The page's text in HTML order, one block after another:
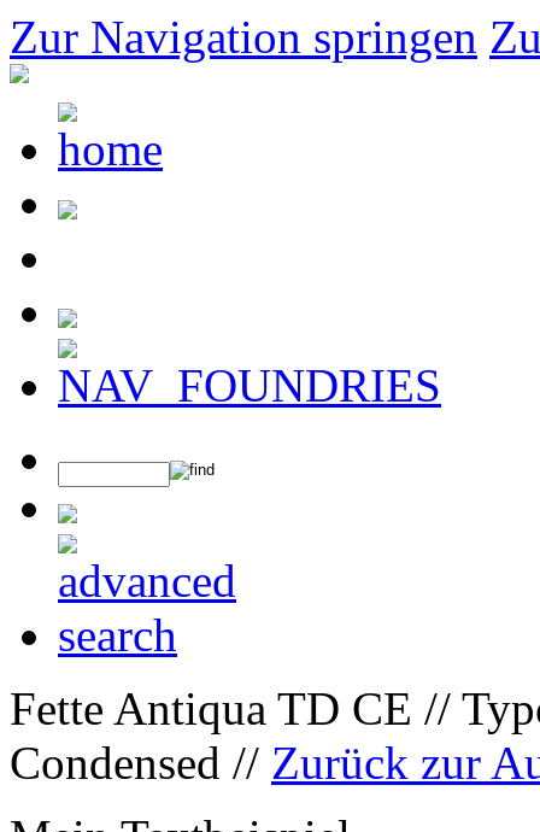
Zur Navigation springen
Fette Antiqua TD CE //
Condensed // Zurück zur